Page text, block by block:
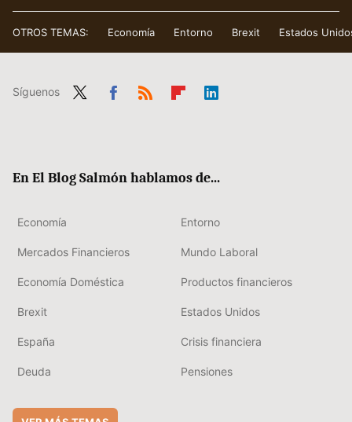
OTROS TEMAS: Economía Entorno Brexit Estados
Síguenos
En El Blog Salmón hablamos de...
Economía Entorno
Mercados Financieros Mundo Laboral
Economía Doméstica Productos financieros
Brexit Estados Unidos
España Crisis financiera
Deuda Pensiones